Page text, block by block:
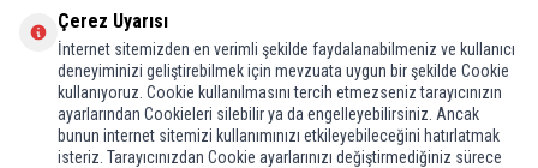
Adres & İletişim
Çerez Uyarısı
İnternet sitemizden en verimli şekilde faydalanabilmeniz ve kullanıcı
deneyiminizi geliştirebilmek için mevzuata uygun bir şekilde Cookie
kullanıyoruz. Cookie kullanılmasını tercih etmezseniz tarayıcınızın
ayarlarından Cookieleri silebilir ya da engelleyebilirsiniz. Ancak
bunun internet sitemizi kullanımınızı etkileyebileceğini hatırlatmak
isteriz. Tarayıcınızdan Cookie ayarlarınızı değiştirmediğiniz sürece